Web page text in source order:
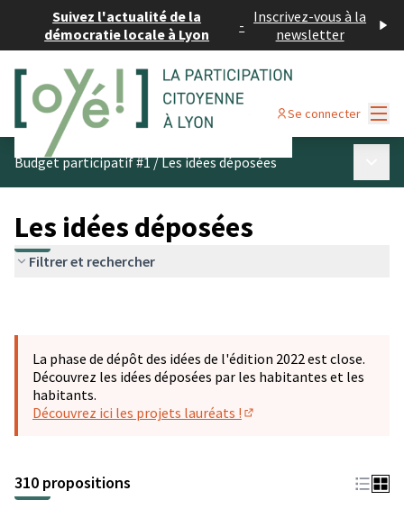
Suivez l'actualité de la
démocratie locale à Lyon
- Inscrivez-vous à la
newsletter
Se connecter
Budget participatif #1/Les idées déposées
Les idées déposées
Filtrer et rechercher
La phase de dépôt des idées de l'édition 2022 est close.
Découvrez les idées déposées par les habitantes et les
habitants.
Découvrez ici les projets lauréats !
310 propositions